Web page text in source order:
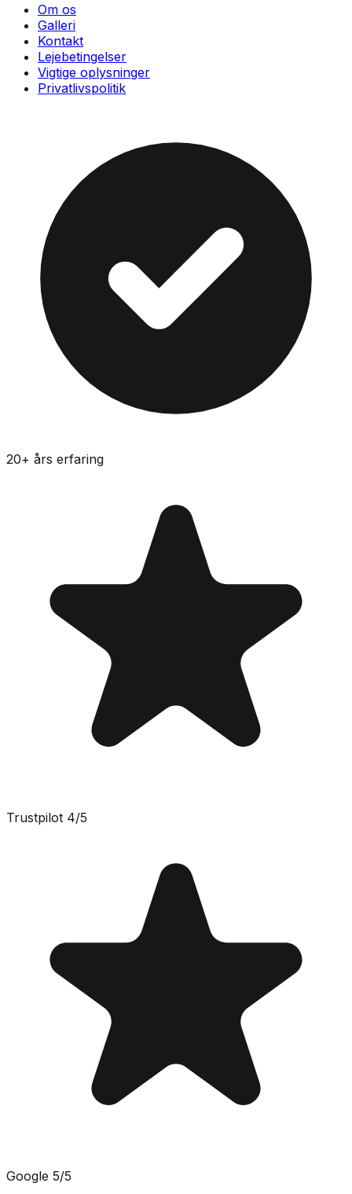
Om os
Galleri
Kontakt
Lejebetingelser
Vigtige oplysninger
Privatlivspolitik
20+ års erfaring
Trustpilot 4/5
Google 5/5